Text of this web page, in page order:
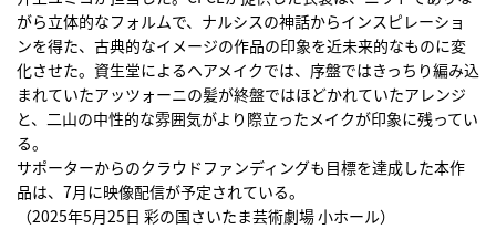
がら立体的なフォルムで、ナルシスの神話からインスピレーショ
ンを得た、古典的なイメージの作品の印象を近未来的なものに変
化させた。資生堂によるヘアメイクでは、序盤ではきっちり編み込
まれていたアッツォーニの髪が終盤ではほどかれていたアレンジ
と、二山の中性的な雰囲気がより際立ったメイクが印象に残ってい
る。
サポーターからのクラウドファンディングも目標を達成した本作
品は、7月に映像配信が予定されている。
（2025年5月25日 彩の国さいたま芸術劇場 小ホール）